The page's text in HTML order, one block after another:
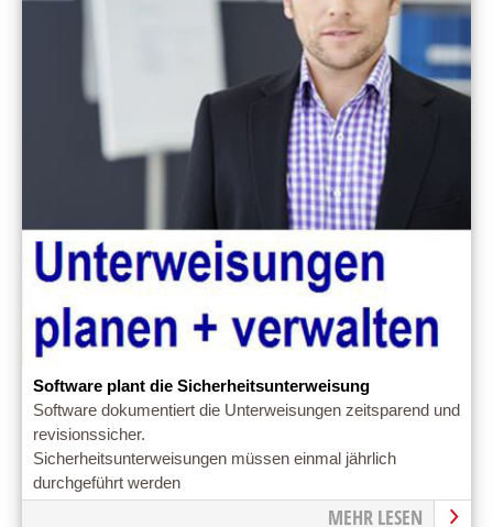
Software plant die Sicherheitsunterweisung
Software dokumentiert die Unterweisungen zeitsparend und
revisionssicher.
Sicherheitsunterweisungen müssen einmal jährlich
durchgeführt werden
MEHR LESEN